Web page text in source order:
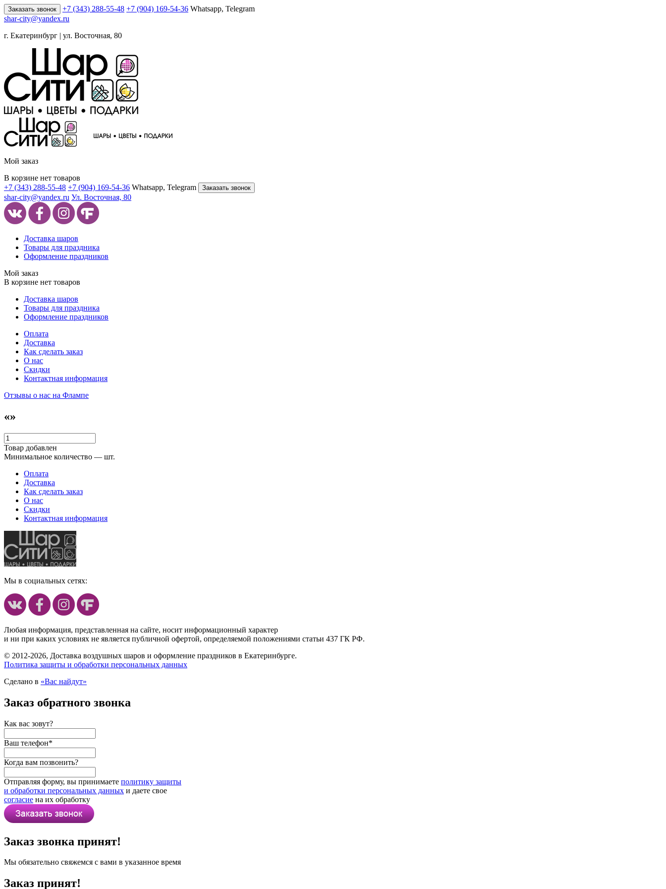
Заказать звонок +7 (343) 288-55-48 +7 (904) 169-54-36 Whatsapp, Telegram
shar-city@yandex.ru
г. Екатеринбург | ул. Восточная, 80
Мой заказ
В корзине нет товаров
+7 (343) 288-55-48 +7 (904) 169-54-36 Whatsapp, Telegram Заказать звонок
shar-city@yandex.ru Ул. Восточная, 80
Доставка шаров
Товары для праздника
Оформление праздников
Мой заказ
В корзине нет товаров
Доставка шаров
Товары для праздника
Оформление праздников
Оплата
Доставка
Как сделать заказ
О нас
Скидки
Контактная информация
Отзывы о нас на Флампе
«»
Товар добавлен
Минимальное количество — шт.
Оплата
Доставка
Как сделать заказ
О нас
Скидки
Контактная информация
Мы в социальных сетях:
Любая информация, представленная на сайте, носит информационный характер
и ни при каких условиях не является публичной офертой, определяемой положениями статьи 437 ГК РФ.
© 2012-2026, Доставка воздушных шаров и оформление праздников в Екатеринбурге.
Политика защиты и обработки персональных данных
Сделано в «Вас найдут»
Заказ обратного звонка
Как вас зовут?
Ваш телефон*
Когда вам позвонить?
Отправляя форму, вы принимаете политику защиты
и обработки персональных данных и даете свое
согласие на их обработку
Заказ звонка принят!
Мы обязательно свяжемся с вами в указанное время
Заказ принят!